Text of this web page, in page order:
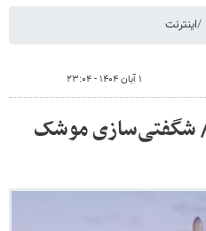
اینترنت
۱ آبان ۱۴۰۴ - ۲۳:۰۴
/ شگفتی‌سازی موشک